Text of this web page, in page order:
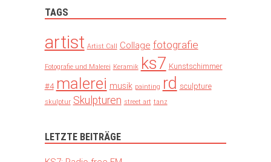
TAGS
artist Artist Call Collage fotografie
Fotografie und Malerei Keramik ks7 Kunstschimmer
#4 malerei musik painting rd sculpture
skulptur Skulpturen street art tanz
LETZTE BEITRÄGE